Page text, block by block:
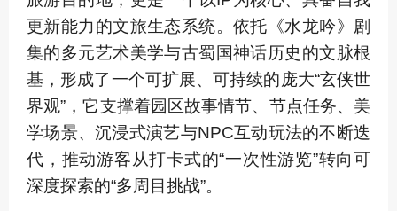
更新能力的文旅生态系统。依托《水龙吟》剧
集的多元艺术美学与古蜀国神话历史的文脉根
基，形成了一个可扩展、可持续的庞大“玄侠世
界观”，它支撑着园区故事情节、节点任务、美
学场景、沉浸式演艺与NPC互动玩法的不断迭
代，推动游客从打卡式的“一次性游览”转向可
深度探索的“多周目挑战”。